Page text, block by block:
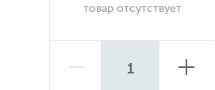
товар отсутствует